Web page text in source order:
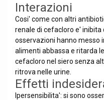
Interazioni
Cosi' come con altri
renale di cefacloro e' inibita
osservazioni hanno messo
alimenti abbassa e ritarda
cefacloro nel siero senza
ritrova nelle urine.
Effetti
Ipersensibilita': si sono